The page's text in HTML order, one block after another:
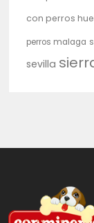
con perros
perros malaga
sevilla